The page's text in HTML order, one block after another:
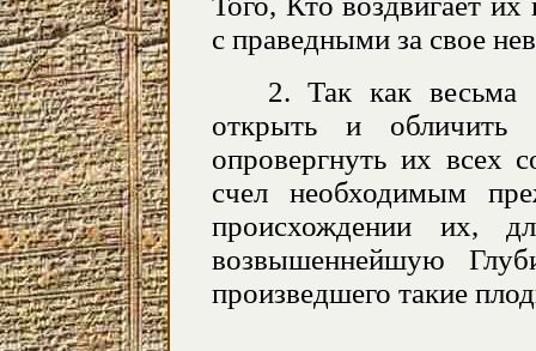
с праведными за свое
2. Так как весьма
открыть и
опровергнуть их всех
счел необходимым
происхождении их,
возвышеннейшую
произведшего такие